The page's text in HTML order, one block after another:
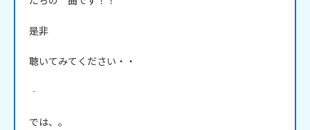
是非
聴いてみてください・・
‐
では、。